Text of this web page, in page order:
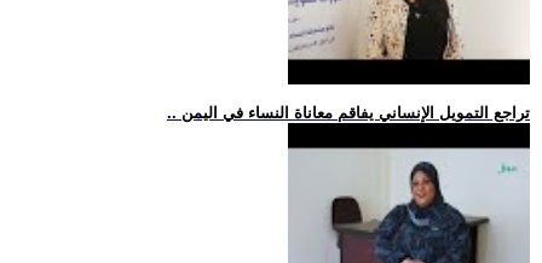
.. تراجع التمويل الإنساني يفاقم معاناة النساء في اليمن